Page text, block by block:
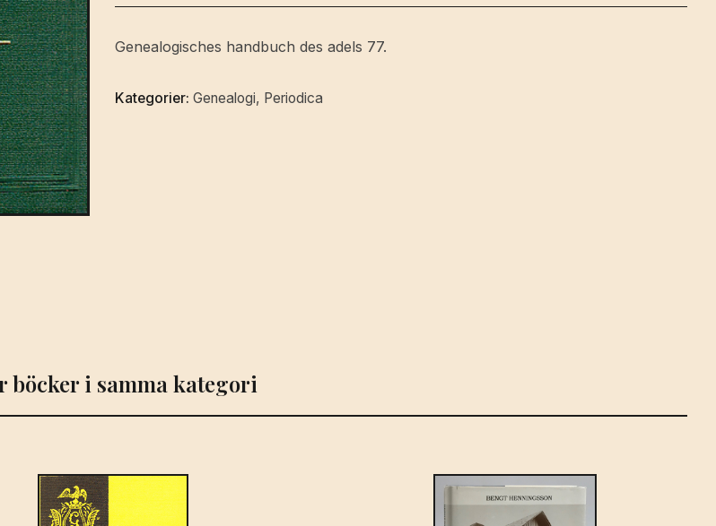
häuser.
Häuser
X.
Genealogisches handbuch des adels 77.
Kategorier: Genealogi, Periodica
böcker i samma kategori